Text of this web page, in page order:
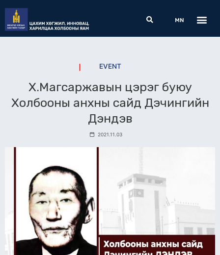
content
Search
MN
EVENT
Х.Магсаржавын цэрэг буюу
Холбооны анхны сайд Дэчингийн
Дэндэв
2021.11.03